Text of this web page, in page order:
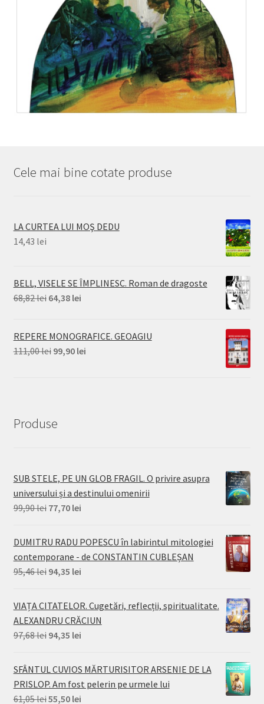
Cele mai bine cotate produse
LA CURTEA LUI MOŞ DEDU
14,43 lei
BELL, VISELE SE ÎMPLINESC. Roman de dragoste
68,82lei Prețul
fost:
68,82 lei.
64,38 leiPrețul
64,38 lei.
REPERE MONOGRAFICE. GEOAGIU
111,00lei Prețul
99,90 leiPrețul
Produse
SUB STELE, PE UN GLOB FRAGIL. O privire asupra
universului și a destinului omenirii
99,90lei Prețul
a
99,90 lei.
77,70 leiPrețul
este:
77,70 lei.
DUMITRU RADU POPESCU în labirintul mitologiei
contemporane - de CONSTANTIN CUBLEȘAN
95,46lei Prețul
a
fost:
95,46 lei.
94,35 leiPrețul
este:
94,35 lei.
VIAȚA CITATELOR. Cugetări, reflecții, spiritualitate.
ALEXANDRU CRĂCIUN
97,68lei Prețul
a
fost:
97,68 lei.
94,35 leiPrețul
este:
94,35 lei.
SFÂNTUL CUVIOS MĂRTURISITOR ARSENIE DE LA
PRISLOP. Am fost pelerin pe urmele lui
61,05lei Prețul
55,50 leiPrețul